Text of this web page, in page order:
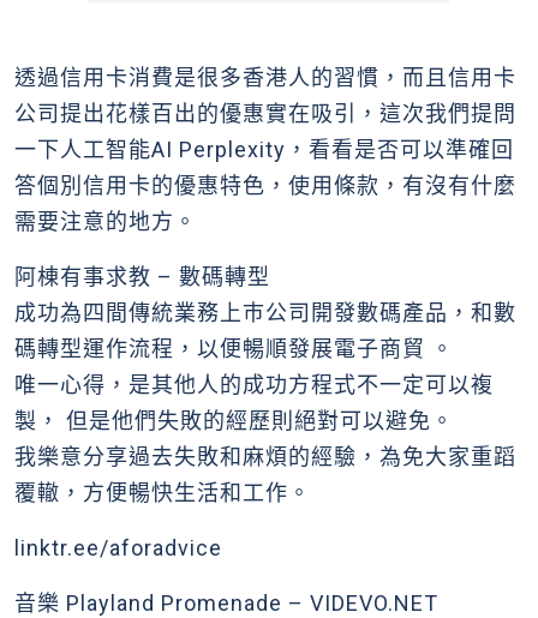
透過信用卡消費是很多香港人的習慣，而且信用卡
公司提出花樣百出的優惠實在吸引，這次我們提問
一下人工智能AI Perplexity，看看是否可以準確回
答個別信用卡的優惠特色，使用條款，有沒有什麼
需要注意的地方。
阿棟有事求教 – 數碼轉型
成功為四間傳統業務上巿公司開發數碼產品，和數
碼轉型運作流程，以便暢順發展電子商貿 。
唯一心得，是其他人的成功方程式不一定可以複
製， 但是他們失敗的經歷則絕對可以避免。
我樂意分享過去失敗和麻煩的經驗，為免大家重蹈
覆轍，方便暢快生活和工作。
linktr.ee/aforadvice
音樂 Playland Promenade – VIDEVO.NET